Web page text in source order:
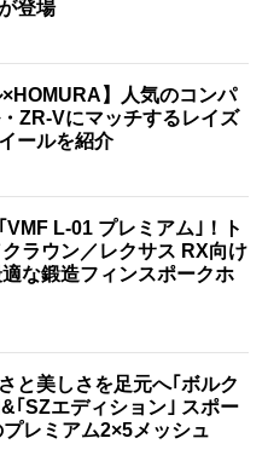
登場
×HOMURA】人気のコンパ
ZR-Vにマッチするレイズ
ールを紹介
VMF L-01 プレミアム｣！ト
ラウン／レクサス RX向け
な鍛造フィンスポークホ
と美しさを足元へ｢ボルク
｢SZエディション｣ スポー
レミアム2×5メッシュ